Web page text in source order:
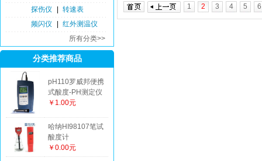
探伤仪
转速表
频闪仪
红外测温仪
所有分类>>
分类推荐商品
pH110罗威邦便携
式酸度-PH测定仪
￥1.00元
哈纳HI98107笔试
酸度计
￥0.00元
1 2 3 4 5 6